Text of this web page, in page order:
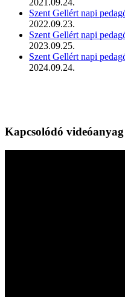
Szent Gellért napi
2022.09.23.
Szent Gellért napi
2023.09.25.
Szent Gellért napi
2024.09.24.
Kapcsolódó videóanyag